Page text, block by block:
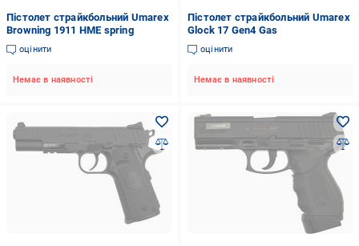
Пістолет страйкбольний Umarex
Browning 1911 HME spring
оцінити
Немає в наявності
Пістолет страйкбольний Umarex
Glock 17 Gen4 Gas
оцінити
Немає в наявності